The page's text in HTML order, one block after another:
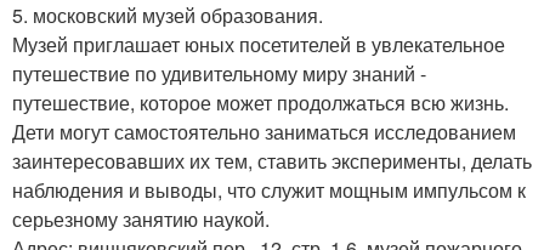
5. московский музей образования.
Музей приглашает юных посетителей в увлекательное
путешествие по удивительному миру знаний -
путешествие, которое может продолжаться всю жизнь.
Дети могут самостоятельно заниматься исследованием
заинтересовавших их тем, ставить эксперименты, делать
наблюдения и выводы, что служит мощным импульсом к
серьезному занятию наукой.